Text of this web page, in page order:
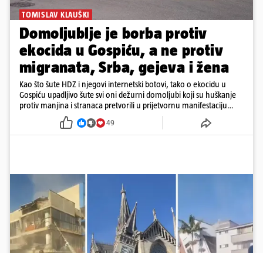
TOMISLAV KLAUŠKI
Domoljublje je borba protiv
ekocida u Gospiću, a ne protiv
migranata, Srba, gejeva i žena
Kao što šute HDZ i njegovi internetski botovi, tako o ekocidu u
Gospiću upadljivo šute svi oni dežurni domoljubi koji su huškanje
protiv manjina i stranaca pretvorili u prijetvornu manifestaciju
ljubavi prema domovini.
49